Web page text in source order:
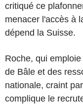
critiqué ce
menacer l'accès à
dépend la Suisse.
Roche, qui
de Bâle et des
nationale, craint
complique le